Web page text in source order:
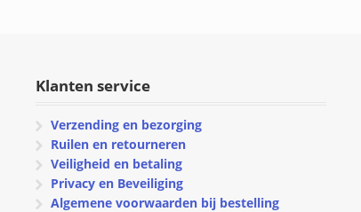
Klanten service
Verzending en bezorging
Ruilen en retourneren
Veiligheid en betaling
Privacy en Beveiliging
Algemene voorwaarden bij bestelling